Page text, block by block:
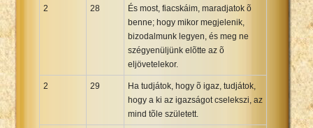
2 28
És most, fiacskáim, maradjatok õ
benne; hogy mikor megjelenik,
bizodalmunk legyen, és meg ne
szégyenüljünk elõtte az õ
eljövetelekor.
2 29
Ha tudjátok, hogy õ igaz, tudjátok,
hogy a ki az igazságot cselekszi, az
mind tõle született.